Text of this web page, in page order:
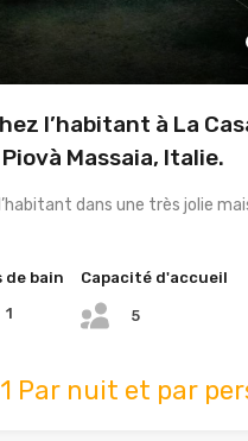
l’habitant à La
Massaia, Italie.
dans une très jolie
de bain
1
Capacité d'accueil
5
Par nuit et par